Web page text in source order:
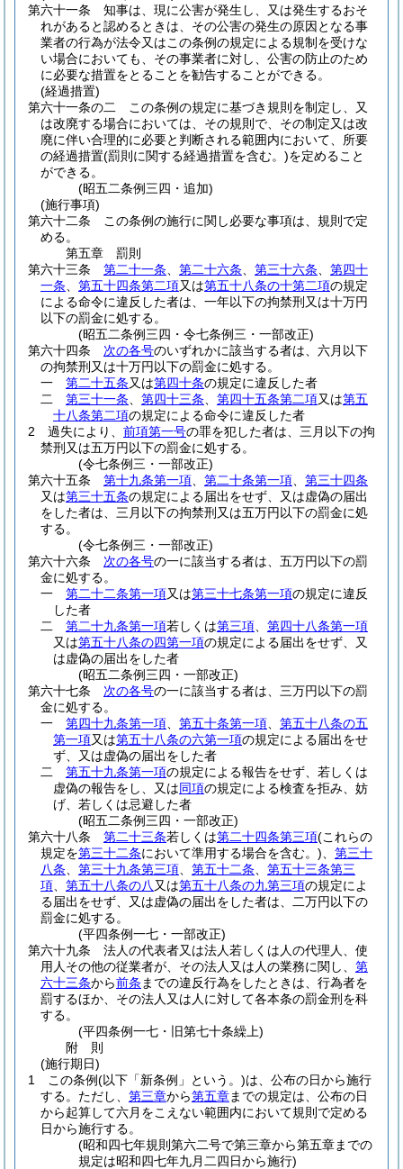
第六十一条
知事は、現に公害が発生し、又は発生するおそ
れがあると認めるときは、その公害の発生の原因となる事
業者の行為が法令又はこの条例の規定による規制を受けな
い場合においても、その事業者に対し、公害の防止のため
に必要な措置をとることを勧告することができる。
(経過措置)
第六十一条の二
この条例の規定に基づき規則を制定し、又
は改廃する場合においては、その規則で、その制定又は改
廃に伴い合理的に必要と判断される範囲内において、所要
の経過措置(罰則に関する経過措置を含む。)を定めること
ができる。
(昭五二条例三四・追加)
(施行事項)
第六十二条
この条例の施行に関し必要な事項は、規則で定
める。
第五章
罰則
第六十三条
第二十一条 第二十六条 第三十六条
第四十
一条
第五十四条第二項又は第五十八条の十第二項の規定
による命令に違反した者は、一年以下の拘禁刑又は十万円
以下の罰金に処する。
(昭五二条例三四・令七条例三・一部改正)
第六十四条
次の各号のいずれかに該当する者は、六月以下
の拘禁刑又は十万円以下の罰金に処する。
一
第二十五条又は第四十条の規定に違反した者
二
第三十一条 第四十三条 第四十五条第二項又は第五
十八条第二項の規定による命令に違反した者
2
過失により、 前項第一号の罪を犯した者は、三月以下の拘
禁刑又は五万円以下の罰金に処する。
(令七条例三・一部改正)
第六十五条
第十九条第一項 第二十条第一項
第三十四条
又は第三十五条の規定による届出をせず、又は虚偽の届出
をした者は、三月以下の拘禁刑又は五万円以下の罰金に処
する。
(令七条例三・一部改正)
第六十六条
次の各号の一に該当する者は、五万円以下の罰
金に処する。
一
第二十二条第一項又は第三十七条第一項の規定に違反
した者
二
第二十九条第一項若しくは第三項
第四十八条第一項
又は第五十八条の四第一項の規定による届出をせず、又
は虚偽の届出をした者
(昭五二条例三四・一部改正)
第六十七条
次の各号の一に該当する者は、三万円以下の罰
金に処する。
一
第四十九条第一項 第五十条第一項
第五十八条の五
第一項又は第五十八条の六第一項の規定による届出をせ
ず、又は虚偽の届出をした者
二
第五十九条第一項の規定による報告をせず、若しくは
虚偽の報告をし、又は同項の規定による検査を拒み、妨
げ、若しくは忌避した者
(昭五二条例三四・一部改正)
第六十八条
第二十三条若しくは第二十四条第三項(これらの
規定を第三十二条において準用する場合を含む。)
第三十
八条
第三十九条第三項 第五十二条
第五十三条第三
項
第五十八条の八 又は第五十八条の九第三項の規定によ
る届出をせず、又は虚偽の届出をした者は、二万円以下の
罰金に処する。
(平四条例一七・一部改正)
第六十九条
法人の代表者又は法人若しくは人の代理人、使
用人その他の従業者が、その法人又は人の業務に関し、 第
六十三条から前条 までの違反行為をしたときは、行為者を
罰するほか、その法人又は人に対して各本条の罰金刑を科
する。
(平四条例一七・旧第七十条繰上)
附 則
(施行期日)
1
この条例(以下「新条例」という。)は、公布の日から施行
する。 ただし、 第三章から第五章までの規定は、公布の日
から起算して六月をこえない範囲内において規則で定める
日から施行する。
(昭和四七年規則第六二号で第三章から第五章までの
規定は昭和四七年九月二四日から施行)